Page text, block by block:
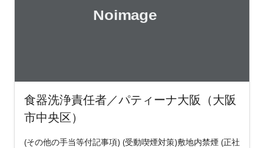
食器洗浄責任者／パティーナ大阪（大阪
市中央区）
(その他の手当等付記事項) (受動喫煙対策)敷地内禁煙 (正社